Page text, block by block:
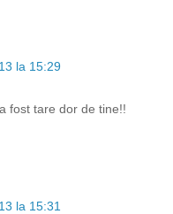
la 15:29
fost tare dor de tine!!
la 15:31